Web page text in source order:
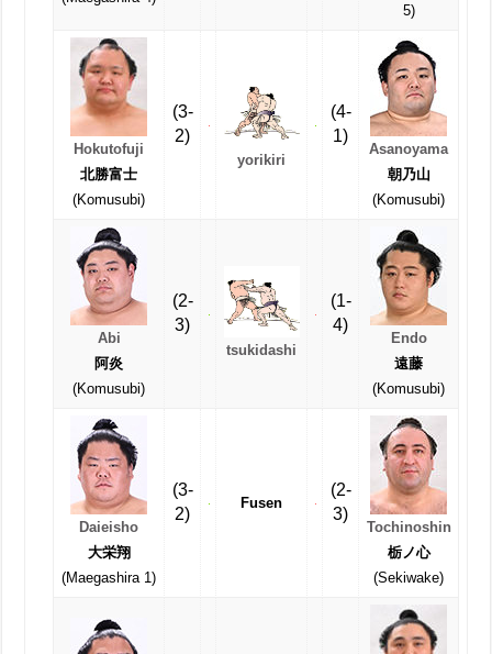
5)
Hokutofuji
北勝富士
(Komusubi)
(3-
2)
yorikiri
(4-
1)
Asanoyama
朝乃山
(Komusubi)
Abi
阿炎
(Komusubi)
(2-
3)
tsukidashi
(1-
4)
Endo
遠藤
(Komusubi)
Daieisho
大栄翔
(Maegashira 1)
(3-
2)
Fusen
(2-
3)
Tochinoshin
栃ノ心
(Sekiwake)